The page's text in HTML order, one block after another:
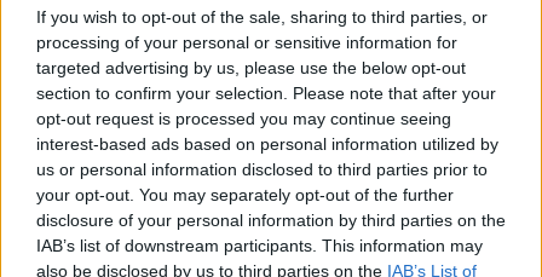
If you wish to opt-out of the sale, sharing to third parties, or
processing of your personal or sensitive information for
targeted advertising by us, please use the below opt-out
section to confirm your selection. Please note that after your
opt-out request is processed you may continue seeing
interest-based ads based on personal information utilized by
us or personal information disclosed to third parties prior to
your opt-out. You may separately opt-out of the further
disclosure of your personal information by third parties on the
IAB’s list of downstream participants. This information may
also be disclosed by us to third parties on the IAB’s List of
00:05:52
Apžvalgininkas: S. Skvernelis laikomas pūslėtose R.
Karbauskio rankose
Laidos | 24/7
00:44:04
Povilas Urbšys apie valstiečius: „Kuriamas
antidemokratinis darinys“